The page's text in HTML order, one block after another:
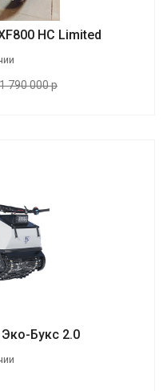
HC Limited
1 790 000 р
Букс 2.0